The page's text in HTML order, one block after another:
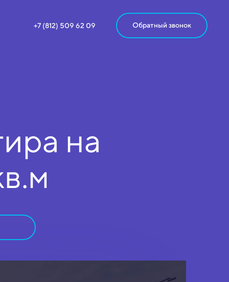
+7 (812) 509 62 09 Обратный звонок
на